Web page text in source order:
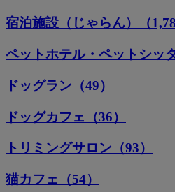
宿泊施設（じゃらん）（
ペットホテル・ペットシッ
ドッグラン（49）
ドッグカフェ（36）
トリミングサロン（93）
猫カフェ（54）